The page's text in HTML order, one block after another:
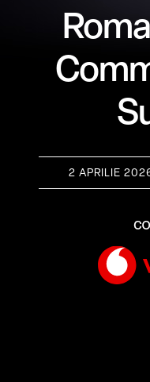
2 APRILIE